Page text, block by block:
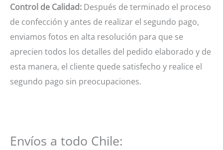
Control de Calidad: Después de terminado el proceso
de confección y antes de realizar el segundo pago,
enviamos fotos en alta resolución para que se
aprecien todos los detalles del pedido elaborado y de
esta manera, el cliente quede satisfecho y realice el
segundo pago sin preocupaciones.
Envíos a todo Chile: